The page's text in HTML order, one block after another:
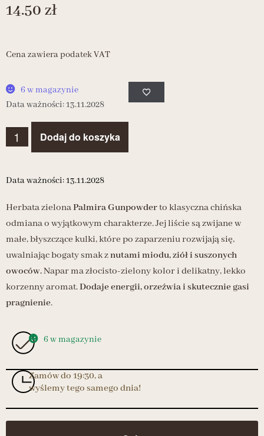
14.50 zł
Cena zawiera podatek VAT
6 w magazynie
Data ważności: 13.11.2028
Dodaj do koszyka
Data ważności: 13.11.2028
Herbata zielonaPalmira Gunpowderto klasyczna chińska
odmiana o wyjątkowym charakterze. Jej liście są zwijane w
małe, błyszczące kulki, które po zaparzeniu rozwijają się,
uwalniając bogaty smak znutami miodu, ziół i suszonych
owoców.Napar ma złocisto-zielony kolor i delikatny, lekko
korzenny aromat.Dodaje energii, orzeźwia i skutecznie gasi
pragnienie.
6 w magazynie
Zamów do 19:30, a
wyślemy tego samego dnia!